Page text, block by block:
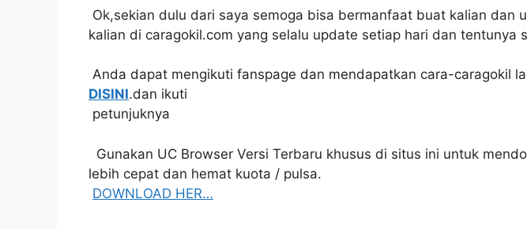
Ok,sekian dulu dari saya semoga bisa bermanfaat buat kalian dan
kalian di caragokil.com yang selalu update setiap hari dan tentunya
Anda dapat mengikuti fanspage dan mendapatkan cara-caragokil
DISINI.dan ikuti
petunjuknya
Gunakan UC Browser Versi Terbaru khusus di situs ini untuk
lebih cepat dan hemat kuota / pulsa.
DOWNLOAD HER…